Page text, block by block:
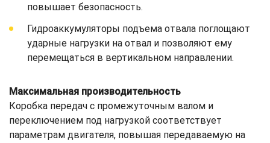
повышает безопасность.
Гидроаккумуляторы подъема отвала поглощают
ударные нагрузки на отвал и позволяют ему
перемещаться в вертикальном направлении.
Максимальная производительность
Коробка передач с промежуточным валом и
переключением под нагрузкой соответствует
параметрам двигателя, повышая передаваемую на